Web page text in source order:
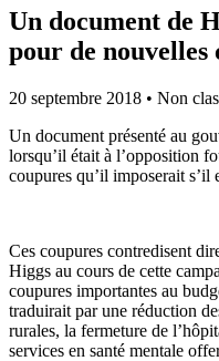
Un document de
pour de nouvelles
20 septembre 2018 • Non
Un document présenté au
lorsqu’il était à l’opposition
coupures qu’il imposerait s’il
Ces coupures contredisent
Higgs au cours de cette
coupures importantes au
traduirait par une réduction
rurales, la fermeture de
services en santé mentale